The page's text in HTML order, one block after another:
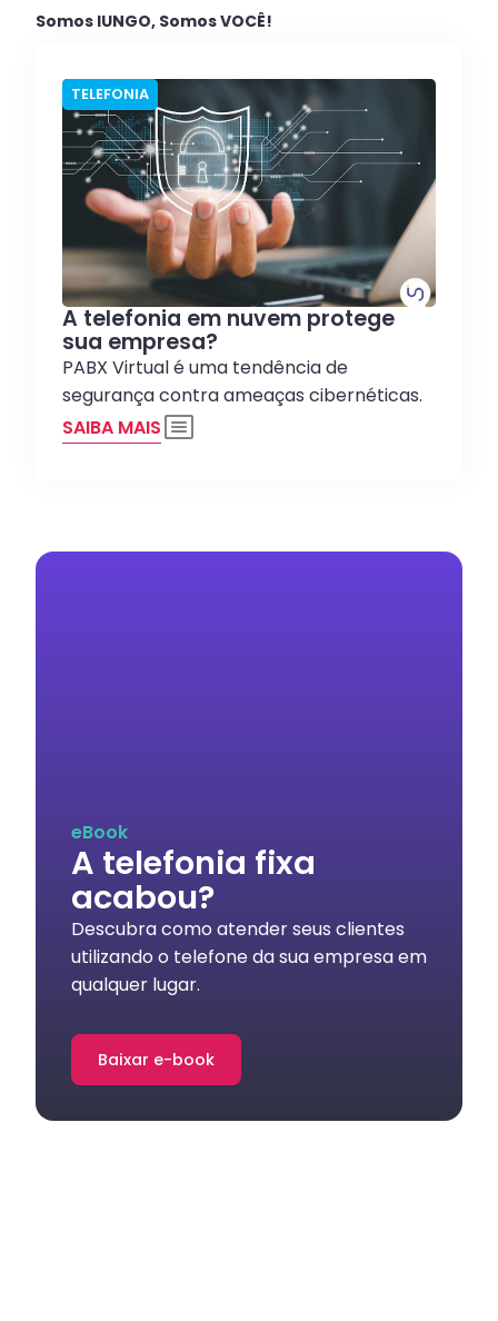
Somos IUNGO, Somos VOCÊ!
TELEFONIA
A telefonia em nuvem protege
sua empresa?
PABX Virtual é uma tendência de
segurança contra ameaças cibernéticas.
SAIBA MAIS
eBook
A telefonia fixa
acabou?
Descubra como atender seus clientes
utilizando o telefone da sua empresa em
qualquer lugar.
Baixar e-book